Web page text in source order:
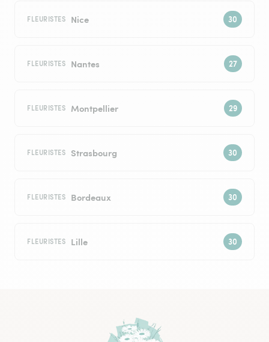
FLEURISTES Nice
FLEURISTES Nantes
FLEURISTES Montpellier
FLEURISTES Strasbourg
FLEURISTES Bordeaux
FLEURISTES Lille